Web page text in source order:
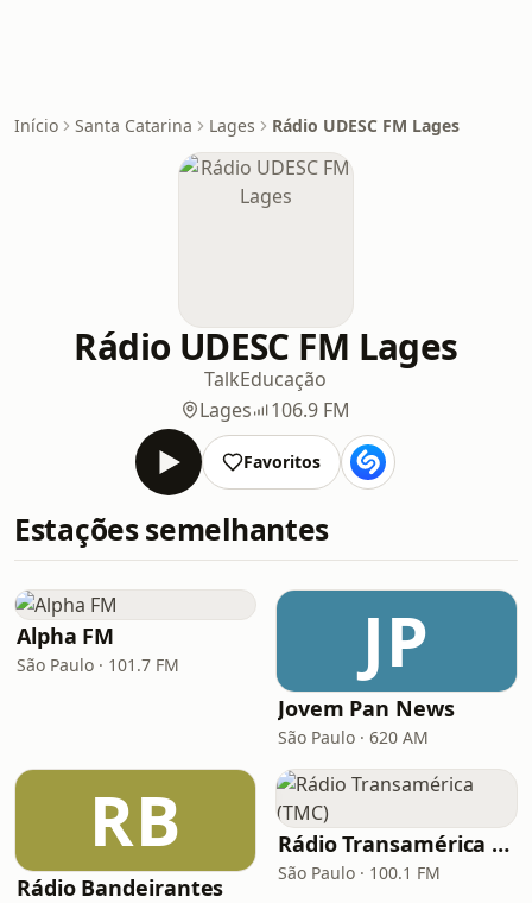
Início Santa Catarina Lages Rádio UDESC FM Lages
Rádio UDESC FM Lages
TalkEducação
Lages
106.9 FM
Favoritos
Estações semelhantes
Alpha FM
São Paulo · 101.7 FM JP
Jovem Pan News
São Paulo · 620 AM
RB
Rádio Bandeirantes
Rádio Transamérica (TMC)
São Paulo · 100.1 FM